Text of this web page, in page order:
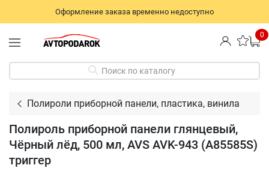
Оформление заказа временно недоступно
0
Поиск по каталогу
Полироли приборной панели, пластика, винила
Полироль приборной панели глянцевый,
Чёрный лёд, 500 мл, AVS AVK-943 (A85585S)
триггер